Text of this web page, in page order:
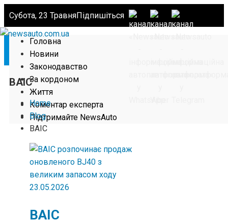
Субота, 23 ТравняПідпишіться
Головна
Новини
Законодавство
За кордоном
Життя
Коментар експерта
Підтримайте NewsAuto
BAIC
Home
Blog
BAIC
23.05.2026
BAIC